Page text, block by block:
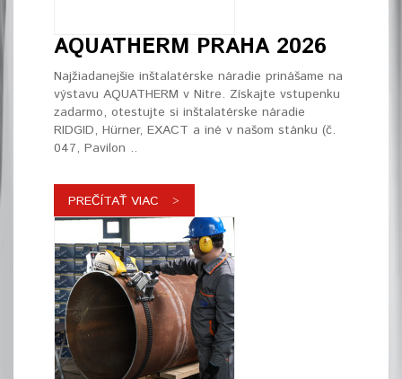
AQUATHERM PRAHA 2026
Najžiadanejšie inštalatérske náradie prinášame na
výstavu AQUATHERM v Nitre. Získajte vstupenku
zadarmo, otestujte si inštalatérske náradie
RIDGID, Hürner, EXACT a iné v našom stánku (č.
047, Pavilon ..
PREČÍTAŤ VIAC